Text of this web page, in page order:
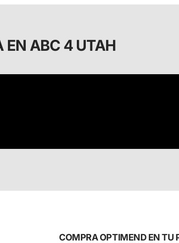
EN ABC 4 UTAH
COMPRA OPTIMEND EN TU